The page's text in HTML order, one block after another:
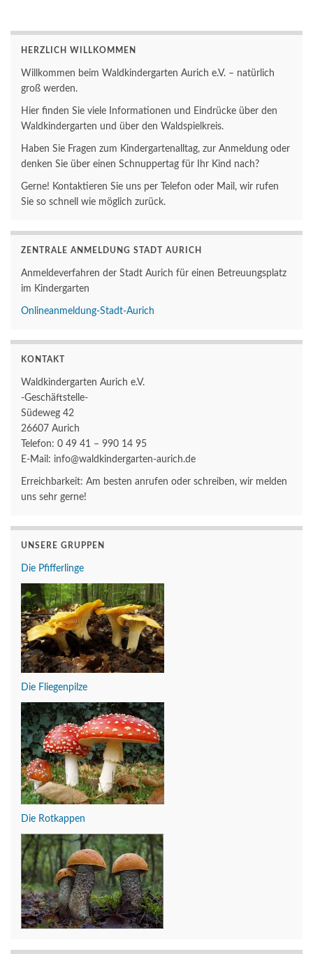
HERZLICH WILLKOMMEN
Willkommen beim Waldkindergarten Aurich e.V. – natürlich
groß werden.
Hier finden Sie viele Informationen und Eindrücke über den
Waldkindergarten und über den Waldspielkreis.
Haben Sie Fragen zum Kindergartenalltag, zur Anmeldung oder
denken Sie über einen Schnuppertag für Ihr Kind nach?
Gerne! Kontaktieren Sie uns per Telefon oder Mail, wir rufen
Sie so schnell wie möglich zurück.
ZENTRALE ANMELDUNG STADT AURICH
Anmeldeverfahren der Stadt Aurich für einen Betreuungsplatz
im Kindergarten
Onlineanmeldung-Stadt-Aurich
KONTAKT
Waldkindergarten Aurich e.V.
-Geschäftstelle-
Südeweg 42
26607 Aurich
Telefon: 0 49 41 – 990 14 95
E-Mail: info@waldkindergarten-aurich.de
Erreichbarkeit: Am besten anrufen oder schreiben, wir melden
uns sehr gerne!
UNSERE GRUPPEN
Die Pfifferlinge
Die Fliegenpilze
Die Rotkappen